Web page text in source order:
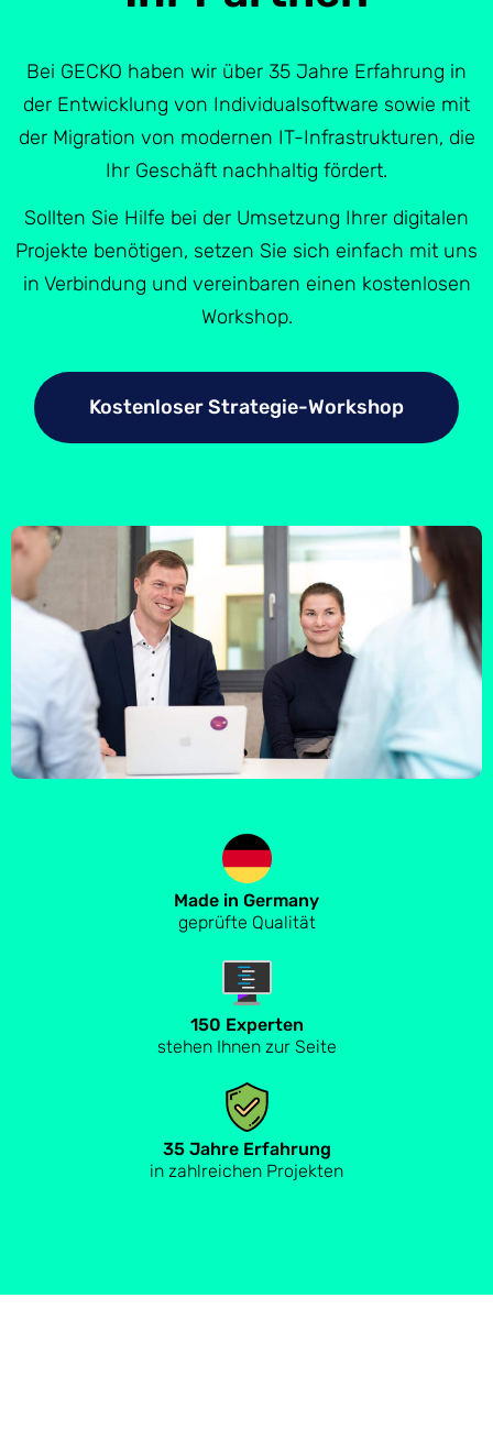
Bei GECKO haben wir über 35 Jahre Erfahrung in
der Entwicklung von Individualsoftware sowie mit
der Migration von modernen IT-Infrastrukturen, die
Ihr Geschäft nachhaltig fördert.
Sollten Sie Hilfe bei der Umsetzung Ihrer digitalen
Projekte benötigen, setzen Sie sich einfach mit uns
in Verbindung und vereinbaren einen kostenlosen
Workshop.
Kostenloser Strategie-Workshop
Made in Germany
geprüfte Qualität
150 Experten
stehen Ihnen zur Seite
35 Jahre Erfahrung
in zahlreichen Projekten